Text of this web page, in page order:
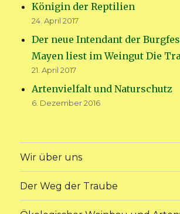
Königin der Reptilien
24. April 2017
Der neue Intendant der
Mayen liest im Weingut Die
21. April 2017
Artenvielfalt und Naturschutz
6. Dezember 2016
Wir über uns
Der Weg der Traube